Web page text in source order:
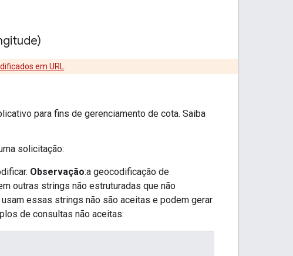
em URL
para fins de gerenciamento de cota. Saiba
solicitação:
Observação:a geocodificação de
outras strings não estruturadas que não
essas strings não são aceitas e podem gerar
de consultas não aceitas: